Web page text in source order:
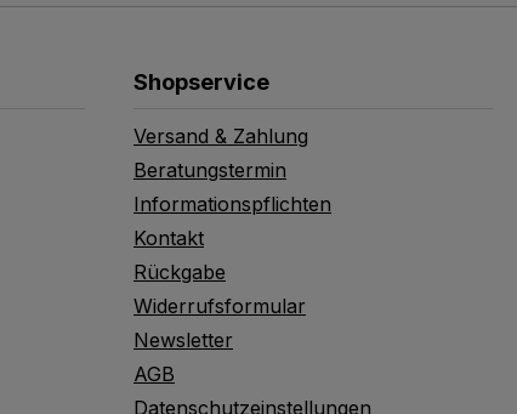
Shopservice
Versand & Zahlung
Beratungstermin
Informationspflichten
Kontakt
Rückgabe
Widerrufsformular
Newsletter
AGB
Datenschutzeinstellungen